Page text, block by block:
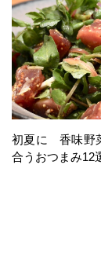
初夏に 香味野
合うおつまみ12